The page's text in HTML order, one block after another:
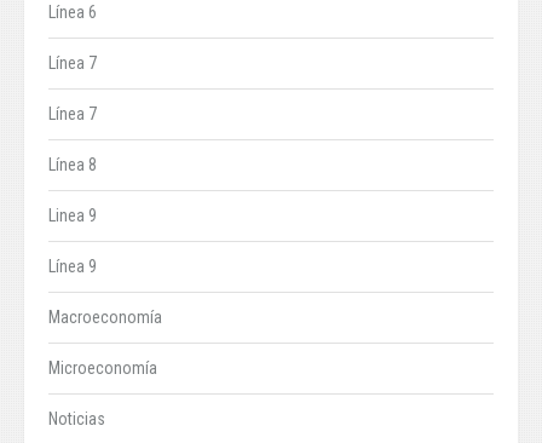
Línea 6
Línea 7
Línea 7
Línea 8
Linea 9
Línea 9
Macroeconomía
Microeconomía
Noticias